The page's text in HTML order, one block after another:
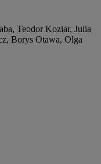
Teodor Koziar, Julia
Borys Otawa, Olga